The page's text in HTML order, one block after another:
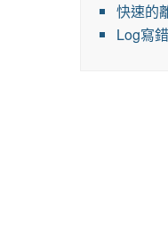
快速的
Log寫